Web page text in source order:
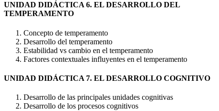
UNIDAD DIDÁCTICA 6. EL DESARROLLO DEL
TEMPERAMENTO
Concepto de temperamento
Desarrollo del temperamento
Estabilidad vs cambio en el temperamento
Factores contextuales influyentes en el temperamento
UNIDAD DIDÁCTICA 7. EL DESARROLLO COGNITIVO
Desarrollo de las principales unidades cognitivas
Desarrollo de los procesos cognitivos